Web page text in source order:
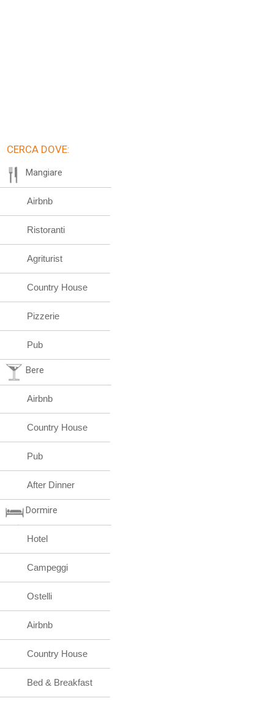
CERCA DOVE:
Mangiare
Airbnb
Ristoranti
Agriturist
Country House
Pizzerie
Pub
Bere
Airbnb
Country House
Pub
After Dinner
Dormire
Hotel
Campeggi
Ostelli
Airbnb
Country House
Bed & Breakfast